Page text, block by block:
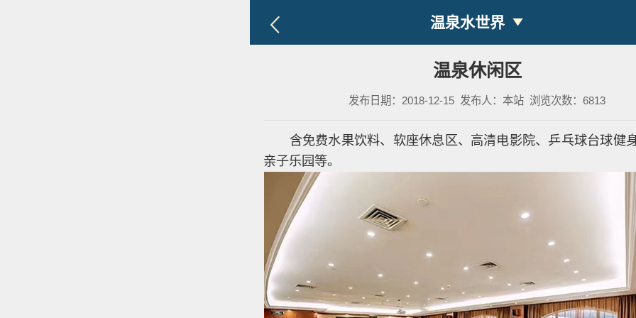
温泉水世界
温泉休闲区
发布日期：2018-12-15 发布人：本站 浏览次数：6813
含免费水果饮料、软座休息区、高清电影院、乒乓球台球健
亲子乐园等。